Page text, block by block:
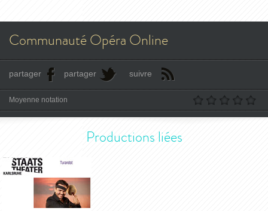
Communauté Opéra Online
partager partager suivre
Moyenne notation
Productions liées